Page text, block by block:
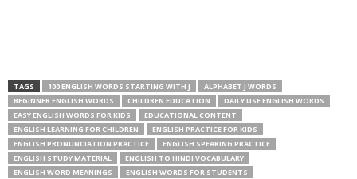
TAGS 100 ENGLISH WORDS STARTING WITH J
ALPHABET J WORDS
BEGINNER ENGLISH WORDS
CHILDREN EDUCATION
DAILY USE ENGLISH WORDS
EASY ENGLISH WORDS FOR KIDS
EDUCATIONAL CONTENT
ENGLISH LEARNING FOR CHILDREN
ENGLISH PRACTICE FOR KIDS
ENGLISH PRONUNCIATION PRACTICE
ENGLISH SPEAKING PRACTICE
ENGLISH STUDY MATERIAL
ENGLISH TO HINDI VOCABULARY
ENGLISH WORD MEANINGS
ENGLISH WORDS FOR STUDENTS